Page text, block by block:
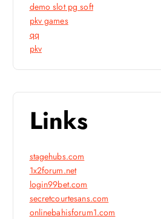
demo slot pg soft
pkv games
qq
pkv
Links
stagehubs.com
1x2forum.net
login99bet.com
secretcourtesans.com
onlinebahisforum1.com